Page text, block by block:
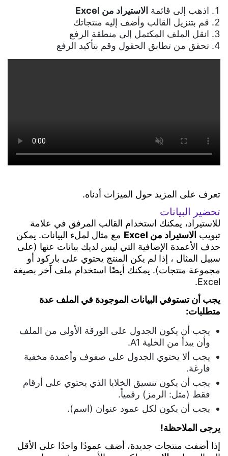
إلى
اخر
تكنولوجيا
الأعمال
الضرائب
البطاقات
الالكترونية
و
وزن
البضائع
عرض
شاشة
عرض
المطبخ
قارئ
الأسعار
بالباركود
قائمة
الـ
أدوات
التحليلات
إدارة
الموارد
المخزون
المشتريات
المخزون
الهدايا
محلات
المجوهرات
محلات
العطور
السياحية
خدمات
الطعام
مطاعم
الوجبات
السريعة
الحلويات
و
كافيهات
مطابخ
المطاعم
توصيل
الطعام
مراكز
التجميل
المعامل
و
المختبرات
أخرى
التنظيف
السياحة
و
السفر
وكالات
العقارات
التعليم
التدريب
الألعاب
الرياضية
الخدمات
خدمات
خدمات
إرشادات
تواصل معنا
اذهب إلى قائمة الاستيراد من Excel
قم بتنزيل القالب وأضف إليه منتجاتك
انقل الملف المكتمل إلى منطقة الرفع
تحقق من تطابق الحقول وقم بتأكيد الرفع
تعرف على المزيد حول الميزات أدناه.
تحضير البيانات
للاستيراد، يمكنك استخدام القالب المرفق في علامة
تبويب الاستيراد من Excel
مع مثال لملء البيانات. يمكن
حذف الأعمدة الإضافية التي ليس لديك بيانات عنها (على
سبيل المثال ، إذا لم يكن المنتج يحتوي على باركود أو
مجموعة منتجات). يمكنك أيضًا استخدام ملف آخر بصيغة
Excel.
يجب أن تستوفي البيانات الموجودة في الملف عدة
متطلبات:
يجب أن يكون الجدول على الورقة الأولى من الملف
وأن يبدأ من الخلية A1.
يجب ألا يحتوي الجدول على صفوف وأعمدة مخفية
فارغة.
يجب أن يكون تنسيق الخلايا الذي يحتوي على أرقام
فقط (مثل: الرمز) رقمياً.
يجب أن يكون لكل عمود عنوان (اسم).
يرجى الملاحظة!
إذا أضفت منتجات جديدة، أضف عمودًا واحدًا على الأقل